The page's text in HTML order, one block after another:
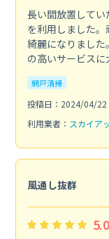
長い間放置して
を利用しました
綺麗になりまし
の高いサービスに
網戸清掃
投稿日：2024/04/22
利用業者： スカイア
風通し抜群
5.0